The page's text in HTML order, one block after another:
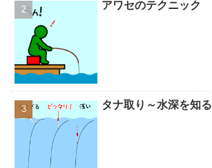
アワセのテクニック
タナ取り～水深を知る